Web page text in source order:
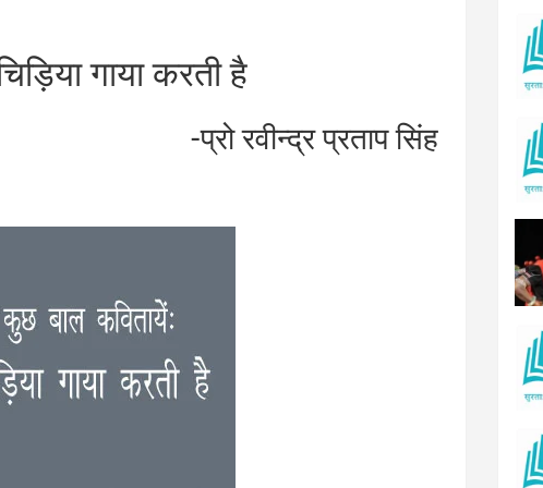
गाया करती है
-प्रो रवीन्द्र प्रताप सिंह